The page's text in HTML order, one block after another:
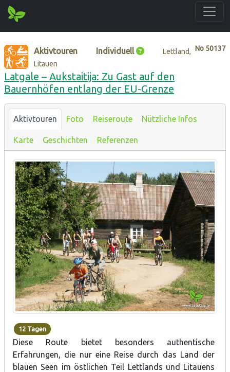
No 50137
Aktivtouren Individuell
Lettland,
Litauen
Latgale – Aukstaitija: Zu Gast auf den
Bauernhöfen entlang der EU-Grenze
Aktivtouren Foto Reiseroute Nützliche Infos
Karte Geschichten Referenzen
12 Tagen
Diese Route bietet besonders authentische
Erfahrungen, die nur eine Reise durch das Land der
blauen Seen im östlichen Teil Lettlands und Litauens